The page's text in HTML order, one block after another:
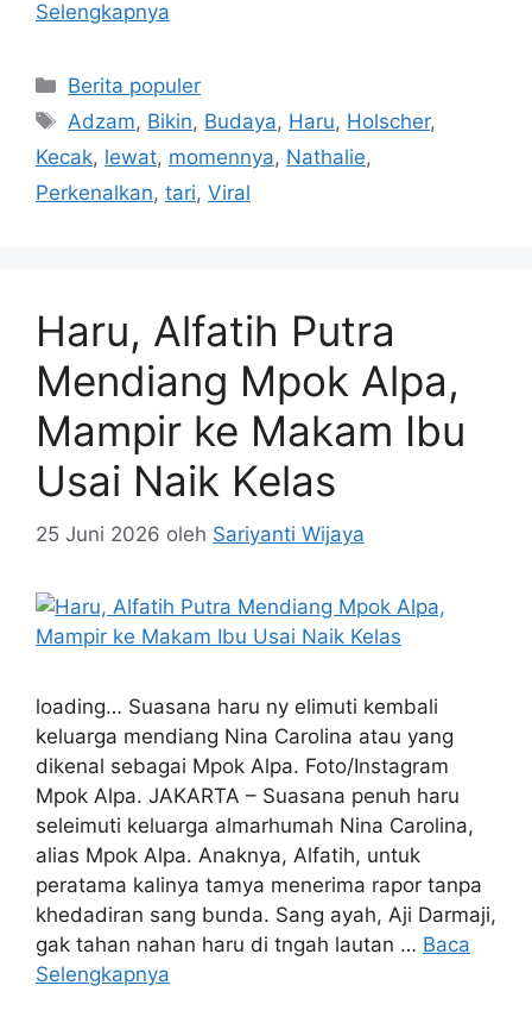
Selengkapnya
Kategori
Berita populer
Tag
Adzam, Bikin, Budaya, Haru, Holscher,
Kecak, lewat, momennya, Nathalie,
Perkenalkan, tari, Viral
Haru, Alfatih Putra
Mendiang Mpok Alpa,
Mampir ke Makam Ibu
Usai Naik Kelas
25 Juni 2026 oleh Sariyanti Wijaya
loading… Suasana haru ny elimuti kembali
keluarga mendiang Nina Carolina atau yang
dikenal sebagai Mpok Alpa. Foto/Instagram
Mpok Alpa. JAKARTA – Suasana penuh haru
seleimuti keluarga almarhumah Nina Carolina,
alias Mpok Alpa. Anaknya, Alfatih, untuk
peratama kalinya tamya menerima rapor tanpa
khedadiran sang bunda. Sang ayah, Aji Darmaji,
gak tahan nahan haru di tngah lautan … Baca
Selengkapnya